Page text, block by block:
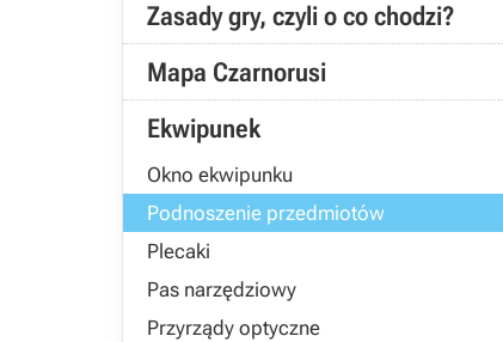
Zasady gry, czyli o co chodzi?
Mapa Czarnorusi
Ekwipunek
Okno ekwipunku
Podnoszenie przedmiotów
Plecaki
Pas narzędziowy
Przyrządy optyczne